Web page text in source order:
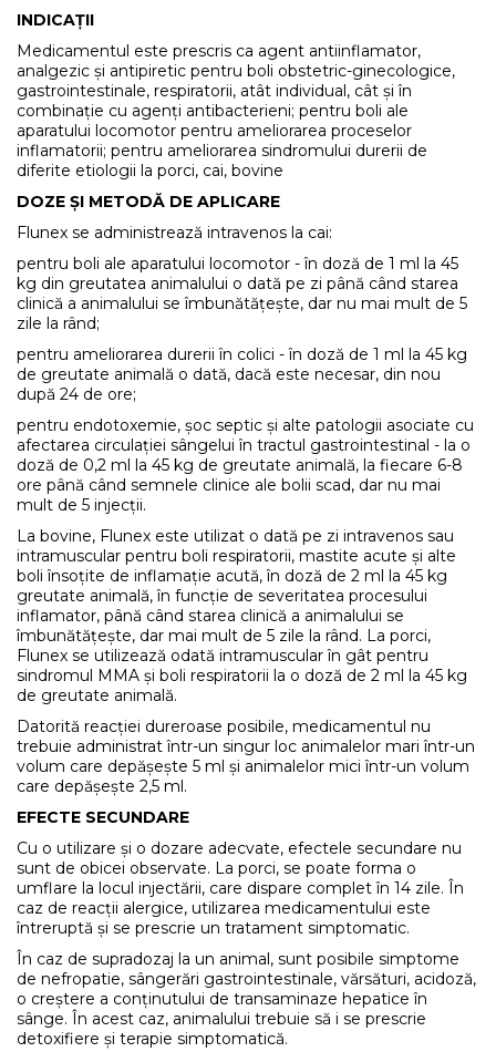
INDICAȚII
Medicamentul este prescris ca agent antiinflamator,
analgezic și antipiretic pentru boli obstetric-ginecologice,
gastrointestinale, respiratorii, atât individual, cât și în
combinație cu agenți antibacterieni; pentru boli ale
aparatului locomotor pentru ameliorarea proceselor
inflamatorii; pentru ameliorarea sindromului durerii de
diferite etiologii la porci, cai, bovine
DOZE ȘI METODĂ DE APLICARE
Flunex se administrează intravenos la cai:
pentru boli ale aparatului locomotor - în doză de 1 ml la 45
kg din greutatea animalului o dată pe zi până când starea
clinică a animalului se îmbunătățește, dar nu mai mult de 5
zile la rând;
pentru ameliorarea durerii în colici - în doză de 1 ml la 45 kg
de greutate animală o dată, dacă este necesar, din nou
după 24 de ore;
pentru endotoxemie, șoc septic și alte patologii asociate cu
afectarea circulației sângelui în tractul gastrointestinal - la o
doză de 0,2 ml la 45 kg de greutate animală, la fiecare 6-8
ore până când semnele clinice ale bolii scad, dar nu mai
mult de 5 injecții.
La bovine, Flunex este utilizat o dată pe zi intravenos sau
intramuscular pentru boli respiratorii, mastite acute și alte
boli însoțite de inflamație acută, în doză de 2 ml la 45 kg
greutate animală, în funcție de severitatea procesului
inflamator, până când starea clinică a animalului se
îmbunătățește, dar mai mult de 5 zile la rând. La porci,
Flunex se utilizează odată intramuscular în gât pentru
sindromul MMA și boli respiratorii la o doză de 2 ml la 45 kg
de greutate animală.
Datorită reacției dureroase posibile, medicamentul nu
trebuie administrat într-un singur loc animalelor mari într-un
volum care depășește 5 ml și animalelor mici într-un volum
care depășește 2,5 ml.
EFECTE SECUNDARE
Cu o utilizare și o dozare adecvate, efectele secundare nu
sunt de obicei observate. La porci, se poate forma o
umflare la locul injectării, care dispare complet în 14 zile. În
caz de reacții alergice, utilizarea medicamentului este
întreruptă și se prescrie un tratament simptomatic.
În caz de supradozaj la un animal, sunt posibile simptome
de nefropatie, sângerări gastrointestinale, vărsături, acidoză,
o creștere a conținutului de transaminaze hepatice în
sânge. În acest caz, animalului trebuie să i se prescrie
detoxifiere și terapie simptomatică.